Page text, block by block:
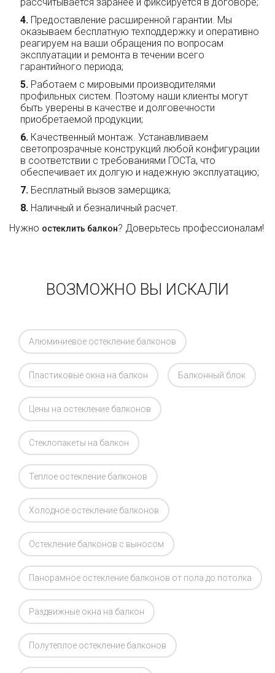
рассчитывается заранее и фиксируется в договоре;
Предоставление расширенной гарантии. Мы
оказываем бесплатную техподдержку и оперативно
реагируем на ваши обращения по вопросам
эксплуатации и ремонта в течении всего
гарантийного периода;
Работаем с мировыми производителями
профильных систем. Поэтому наши клиенты могут
быть уверены в качестве и долговечности
приобретаемой продукции;
Качественный монтаж. Устанавливаем
светопрозрачные конструкций любой конфигурации
в соответствии с требованиями ГОСТа, что
обеспечивает их долгую и надежную эксплуатацию;
Бесплатный вызов замерщика;
Наличный и безналичный расчет.
Нужно остеклить балкон? Доверьтесь профессионалам!
ВОЗМОЖНО ВЫ ИСКАЛИ
Алюминиевое остекление балконов
Пластиковые окна на балкон Балконный блок
Цены на остекление балконов
Стеклопакеты на балкон
Теплое остекление балконов
Холодное остекление балконов
Остекление балконов с выносом
Панорамное остекление балконов от пола до потолка
Раздвижные окна на балкон
Полутеплое остекление балконов